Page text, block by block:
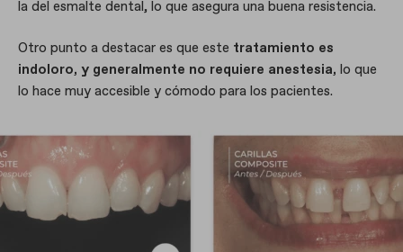
la del esmalte dental, lo que asegura una buena resistencia.
Otro punto a destacar es que este tratamiento es
indoloro, y generalmente no requiere anestesia, lo que
lo hace muy accesible y cómodo para los pacientes.